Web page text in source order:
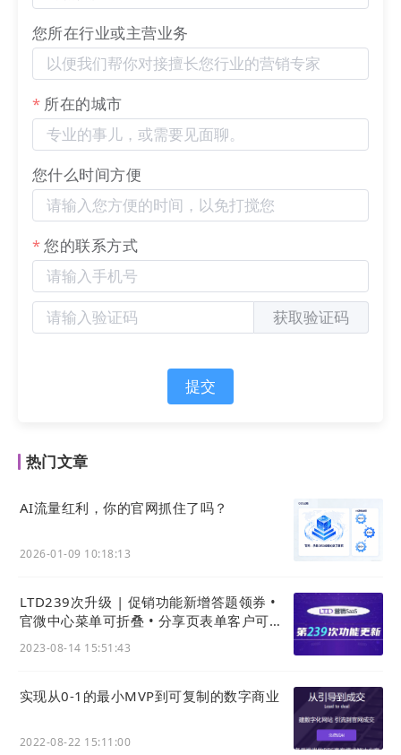
1. 近一年消费总额满 1000 元的
额是指近一年内的系统续费、备案消费、SSL证书业务消
费、SEO优化服务、新闻媒体分发、百度百科、营销推
动查询为准；
2.同一地址/姓名/手机号码的LTD用户只发一份，参与
续发货；
3. 活动参与对象不包含代理会员；
4. 充值活动以单笔充值为准，
与充值活动不支持提现；
5. 活动时间：2024.08.
如有疑问，请拨打客服电话：400-62-96871
您所在行业或主营业务
所在的城市
您什么时间方便
您的联系方式
获取验证码
提交
热门文章
AI流量红利，你的官网抓住了吗？
2026-01-09 10:18:13
LTD239次升级 | 促销功能新增答题领券 •
官微中心菜单可折叠 • 分享页表单客户可显
2023-08-14 15:51:43
实现从0-1的最小MVP到可复制的数字商业
2022-08-22 15:11:00